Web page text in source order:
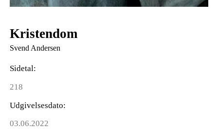
Kristendom
Svend Andersen
Sidetal
218
Udgivelsesdato
03.06.2022